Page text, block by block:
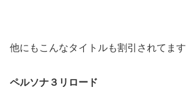
他にもこんなタイトルも割引されてます
ペルソナ３リロード